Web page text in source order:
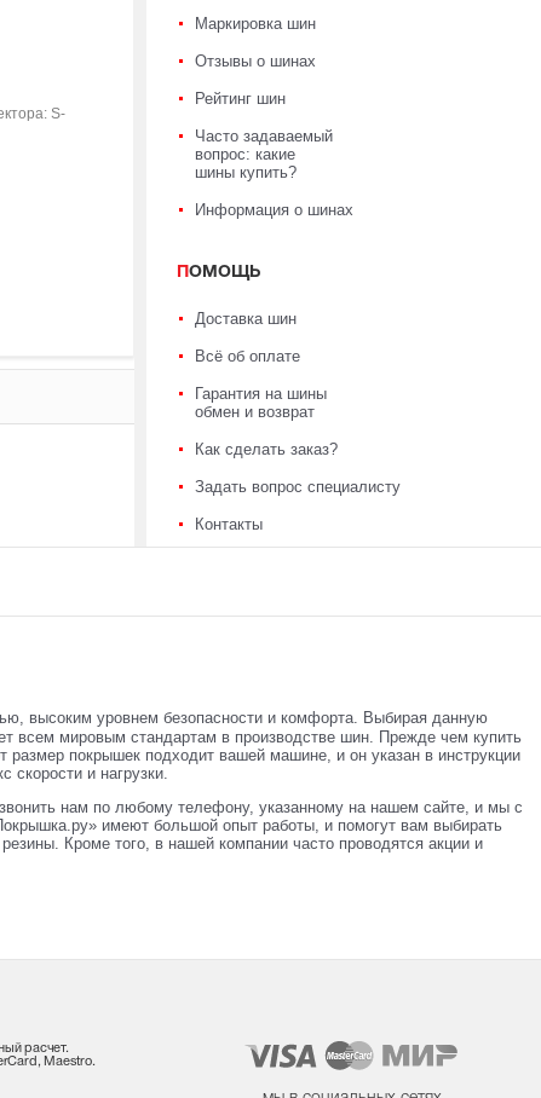
S-
Маркировка шин
Отзывы о шинах
Рейтинг шин
Часто задаваемый
вопрос: какие
шины купить?
Информация о шинах
ПОМОЩЬ
Доставка шин
Всё об оплате
Гарантия на шины
обмен и возврат
Как сделать заказ?
Задать вопрос специалисту
Контакты
высоким уровнем безопасности и комфорта. Выбирая данную
всем мировым стандартам в производстве шин. Прежде чем купить
покрышек подходит вашей машине, и он указан в инструкции
скорости и нагрузки.
нам по любому телефону, указанному на нашем сайте, и мы с
имеют большой опыт работы, и помогут вам выбирать
Кроме того, в нашей компании часто проводятся акции и
расчет.
Maestro.